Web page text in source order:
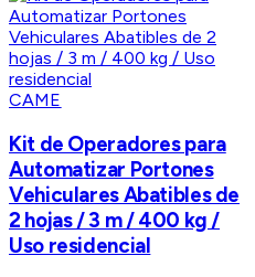
CAME
Kit de Operadores para
Automatizar Portones
Vehiculares Abatibles de
2 hojas / 3 m / 400 kg /
Uso residencial